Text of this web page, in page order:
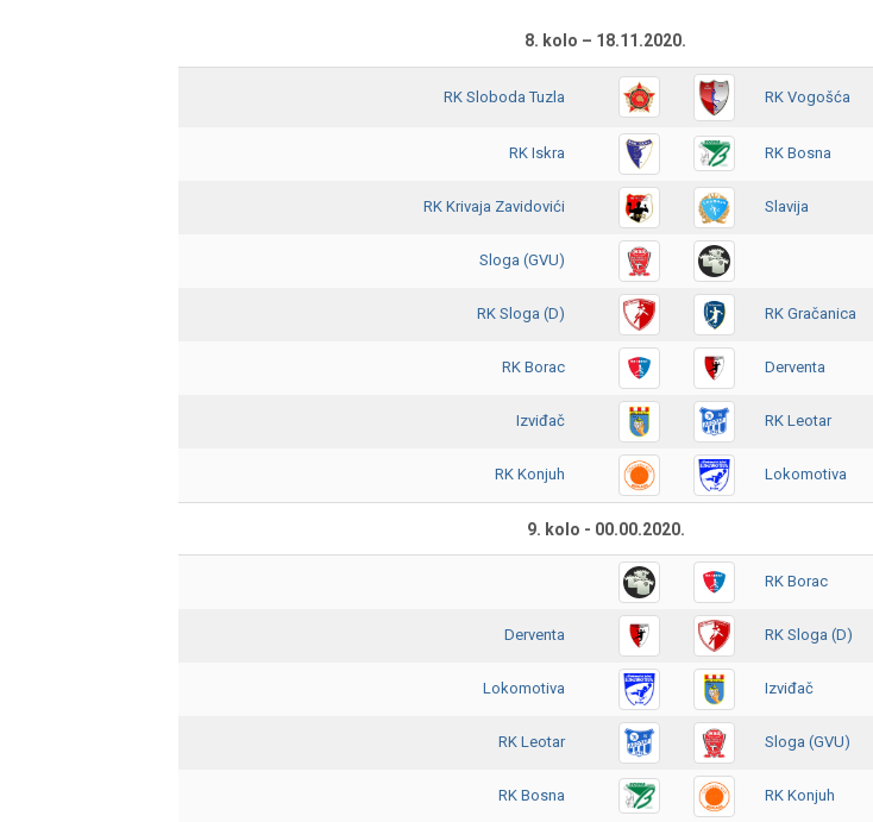
8. kolo – 18.11.2020.
RK Sloboda Tuzla RK Vogošća
RK Iskra RK Bosna
RK Krivaja Zavidovići Slavija
Sloga (GVU)
RK Sloga (D) RK Gračanica
RK Borac Derventa
Izviđač RK Leotar
RK Konjuh Lokomotiva
9. kolo - 00.00.2020.
RK Borac
Derventa RK Sloga (D)
Lokomotiva Izviđač
RK Leotar Sloga (GVU)
RK Bosna RK Konjuh